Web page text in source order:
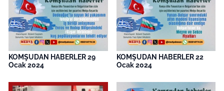
KOMŞUDAN HABERLER 29
Ocak 2024
KOMŞUDAN HABERLER 22
Ocak 2024